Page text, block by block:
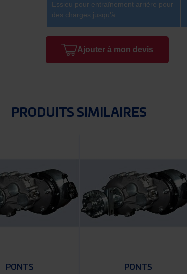
Essieu pour entraînement arrière pour
des charges jusqu'à
Ajouter à mon devis
PRODUITS SIMILAIRES
PONTS
PONTS